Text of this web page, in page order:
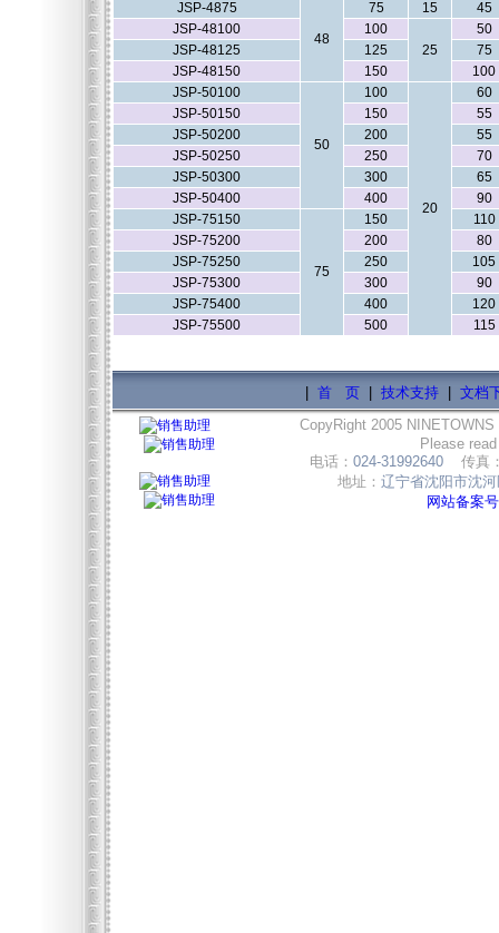
JSP-4875
48
75 15
45
JSP-48100
100
25
50
JSP-48125
125
75
JSP-48150
150
100
JSP-50100
50
100
20
60
JSP-50150
150
55
JSP-50200
200
55
JSP-50250
250
70
JSP-50300
300
65
JSP-50400
400
90
JSP-75150
75
150
110
JSP-75200
200
80
JSP-75250
250
105
JSP-75300
300
90
JSP-75400
400
120
JSP-75500
500 115
首 页| 技术支持| 文档
CopyRight 2005 NINETOWNS
Please
电话： 024-31992640 传真
地址： 辽宁省沈阳市沈
网站备案